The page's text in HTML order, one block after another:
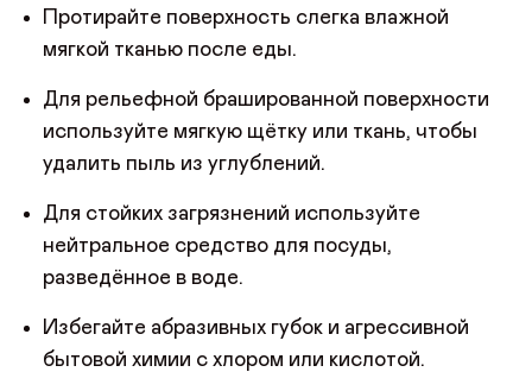
Протирайте поверхность слегка влажной
мягкой тканью после еды.
Для рельефной брашированной поверхности
используйте мягкую щётку или ткань, чтобы
удалить пыль из углублений.
Для стойких загрязнений используйте
нейтральное средство для посуды,
разведённое в воде.
Избегайте абразивных губок и агрессивной
бытовой химии с хлором или кислотой.